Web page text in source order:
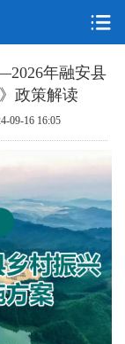
年融安县
政策解读
09-16 16:05